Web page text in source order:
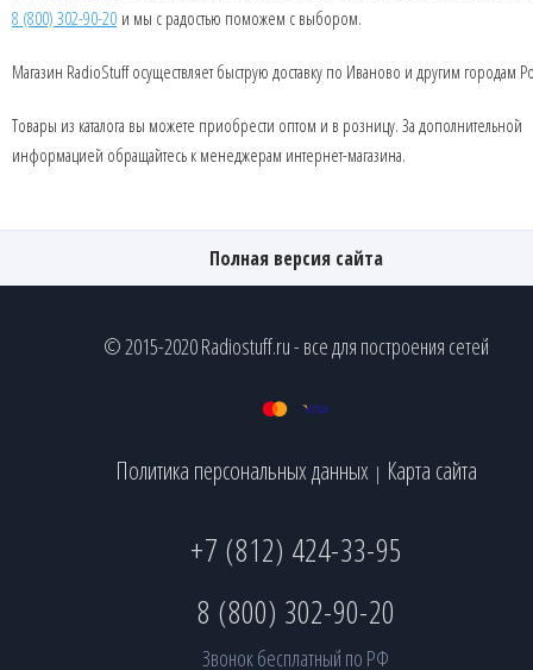
8 (800) 302-90-20 и мы с радостью поможем с выбором.
Магазин RadioStuff осуществляет быструю доставку по Иваново и другим городам
Товары из каталога вы можете приобрести оптом и в розницу. За дополнительной
информацией обращайтесь к менеджерам интернет-магазина.
Полная версия сайта
© 2015-2020 Radiostuff.ru - все для построения сетей
Политика персональных данных | Карта сайта
+7 (812) 424-33-95
8 (800) 302-90-20
Звонок бесплатный по РФ